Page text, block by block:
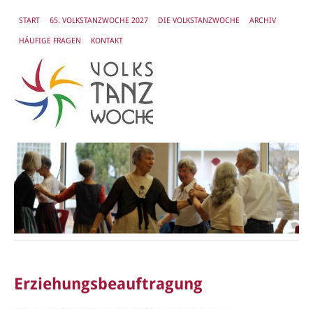
START 65. VOLKSTANZWOCHE 2027 DIE VOLKSTANZWOCHE ARCHIV
HÄUFIGE FRAGEN KONTAKT
Erziehungsbeauftragung